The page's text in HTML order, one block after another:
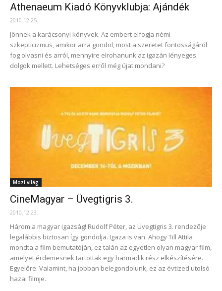
Athenaeum Kiadó Könyvklubja: Ajándék
2010.12.25.
Jönnek a karácsonyi könyvek. Az embert elfogja némi
szkepticizmus, amikor arra gondol, most a szeretet fontosságáról
fog olvasni és arról, mennyire elrohanunk az igazán lényeges
dolgok mellett. Lehetséges erről még újat mondani?
Mozi világ
CineMagyar – Üvegtigris 3.
2010.12.23.
Három a magyar igazság! Rudolf Péter, az Üvegtigris 3. rendezője
legalábbis biztosan így gondolja. Igaza is van. Ahogy Till Attila
mondta a film bemutatóján, ez talán az egyetlen olyan magyar film,
amelyet érdemesnek tartottak egy harmadik rész elkészítésére.
Egyelőre. Valamint, ha jobban belegondolunk, ez az évtized utolsó
hazai filmje.